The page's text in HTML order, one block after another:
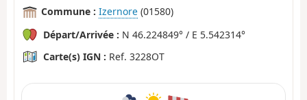
Commune : Izernore (01580)
Départ/Arrivée : N 46.224849° / E 5.542314°
Carte(s) IGN : Ref. 3228OT